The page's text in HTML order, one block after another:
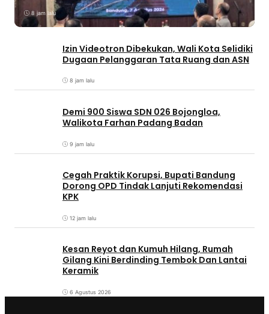
8 jam lalu
Izin Videotron Dibekukan, Wali Kota Selidiki
Dugaan Pelanggaran Tata Ruang dan ASN
8 jam lalu
Demi 900 Siswa SDN 026 Bojongloa,
Walikota Farhan Padang Badan
9 jam lalu
Cegah Praktik Korupsi, Bupati Bandung
Dorong OPD Tindak Lanjuti Rekomendasi
KPK
12 jam lalu
Kesan Reyot dan Kumuh Hilang, Rumah
Gilang Kini Berdinding Tembok Dan Lantai
Keramik
6 Agustus 2026